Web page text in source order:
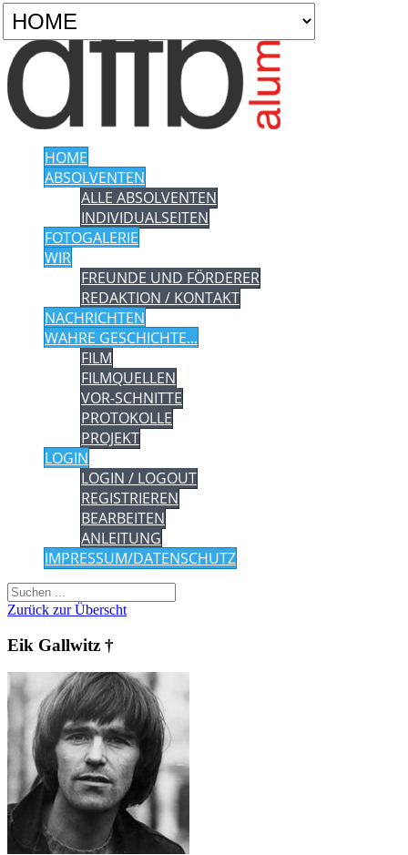
HOME
ABSOLVENTEN
ALLE ABSOLVENTEN
INDIVIDUALSEITEN
FOTOGALERIE
WIR
FREUNDE UND FÖRDERER
REDAKTION / KONTAKT
NACHRICHTEN
WAHRE GESCHICHTE...
FILM
FILMQUELLEN
VOR-SCHNITTE
PROTOKOLLE
PROJEKT
LOGIN
LOGIN / LOGOUT
REGISTRIEREN
BEARBEITEN
ANLEITUNG
IMPRESSUM/DATENSCHUTZ
Zurück zur Überscht
Eik Gallwitz †